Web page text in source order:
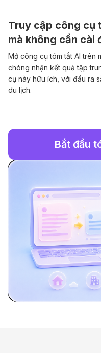
Truy cập công cụ
mà không cần cài
Mở công cụ tóm tắt AI trên
chóng nhận kết quả tập
cụ này hữu ích, với đầu ra
du lịch.
Bắt đầu